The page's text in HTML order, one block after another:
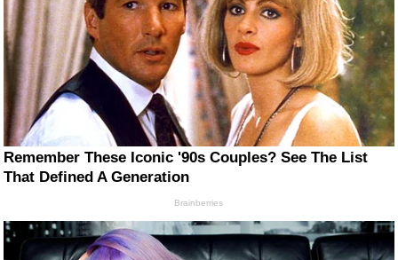
Remember These Iconic '90s Couples? See The List
That Defined A Generation
Brainberries